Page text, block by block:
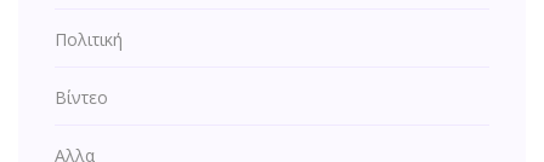
Πολιτική
Βίντεο
Αλλα